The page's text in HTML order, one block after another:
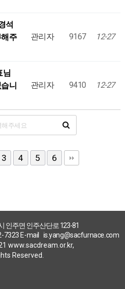
석
주
관리자 9167 12-27
님
니
관리자 9410 12-27
3 4 5 6
인주면 인주산단로 123-81
7323 E-mail
is.yang@sacfurnace.com
www.sacdream.or.kr,
Reserved.